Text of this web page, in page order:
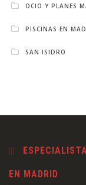
OCIO Y PLANES
PISCINAS EN
SAN ISIDRO
EN MADRID